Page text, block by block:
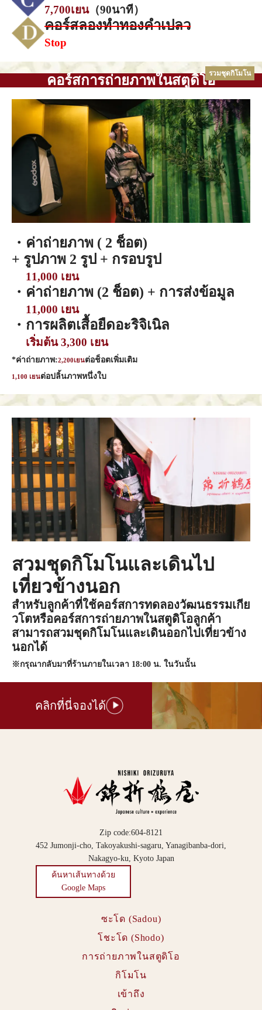
7,700เยน（90นาที）
คอร์สลองทำทองคำเปลว
Stop
คอร์สการถ่ายภาพในสตูดิโอรวมชุดกิโมโน
・ค่าถ่ายภาพ ( 2 ช็อต)
+ รูปภาพ 2 รูป + กรอบรูป
11,000 เยน
・ค่าถ่ายภาพ (2 ช็อต) + การส่งข้อมูล
11,000 เยน
・การผลิตเสื้อยืดอะริจิเนิล
เริ่มต้น 3,300 เยน
*ค่าถ่ายภาพ:2,200เยนต่อช็อตเพิ่มเติม
1,100 เยนต่อปลิ้นภาพหนึ่งใบ
สวมชุดกิโมโนและเดินไป
เที่ยวข้างนอก
สำหรับลูกค้าที่ใช้คอร์สการทดลองวัฒนธรรมเกีย
วโตหรือคอร์สการถ่ายภาพในสตูดิโอลูกค้า
สามารถสวมชุดกิโมโนและเดินออกไปเที่ยวข้าง
นอกได้
※กรุณากลับมาที่ร้านภายในเวลา 18:00 น. ในวันนั้น
คลิกที่นี่จองได้
Zip code:604-8121
452 Jumonji-cho, Takoyakushi-sagaru, Yanagibanba-dori,
Nakagyo-ku, Kyoto Japan
ค้นหาเส้นทางด้วย
Google Maps
ซะโด (Sadou)
โชะโด (Shodo)
การถ่ายภาพในสตูดิโอ
กิโมโน
เข้าถึง